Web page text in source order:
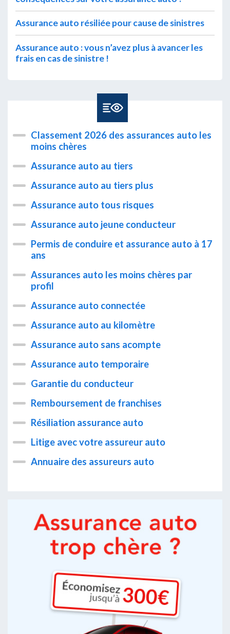
Assurance auto résiliée pour cause de sinistres
Assurance auto : vous n’avez plus à avancer les
frais en cas de sinistre !
Classement 2026 des assurances auto les
moins chères
Assurance auto au tiers
Assurance auto au tiers plus
Assurance auto tous risques
Assurance auto jeune conducteur
Permis de conduire et assurance auto à 17
ans
Assurances auto les moins chères par
profil
Assurance auto connectée
Assurance auto au kilomètre
Assurance auto sans acompte
Assurance auto temporaire
Garantie du conducteur
Remboursement de franchises
Résiliation assurance auto
Litige avec votre assureur auto
Annuaire des assureurs auto